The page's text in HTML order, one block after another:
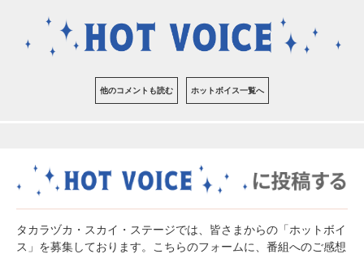
他のコメントも読む ホットボイス一覧へ
タカラヅカ・スカイ・ステージでは、皆さまからの「ホットボイ
ス」を募集しております。こちらのフォームに、番組へのご感想